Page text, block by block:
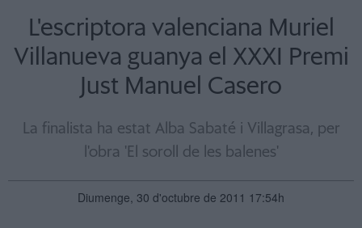
L'escriptora valenciana Muriel
Villanueva guanya el XXXI Premi
Just Manuel Casero
La finalista ha estat Alba Sabaté i Villagrasa, per
l'obra 'El soroll de les balenes'
Diumenge, 30 d'octubre de 2011 17:54h